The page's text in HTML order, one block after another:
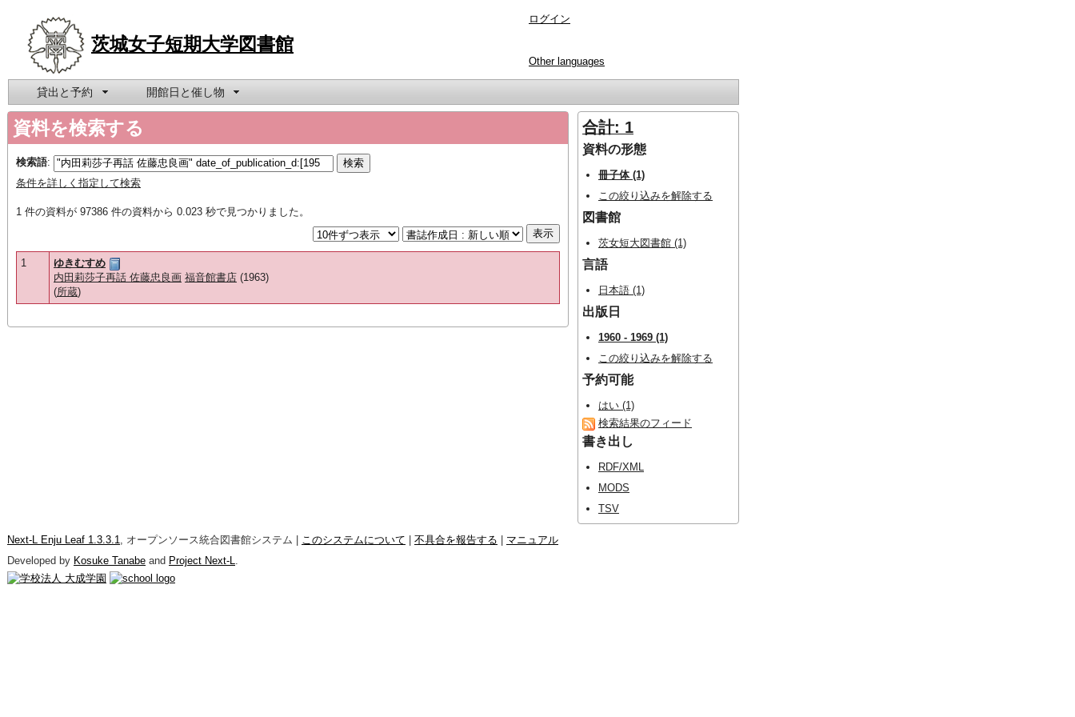
茨城女子短期大学図書館
ログイン
Other languages
貸出と予約 開館日と催し物
資料を検索する
検索語:
条件を詳しく指定して検索
1 件の資料が 97386 件の資料から 0.023 秒で見つかりました。
1
ゆきむすめ
内田莉莎子再話 佐藤忠良画 福音館書店 (1963)
(所蔵)
合計: 1
資料の形態
冊子体 (1)
この絞り込みを解除する
図書館
茨女短大図書館 (1)
言語
日本語 (1)
出版日
1960 - 1969 (1)
この絞り込みを解除する
予約可能
はい (1)
検索結果のフィード
書き出し
RDF/XML
MODS
TSV
Next-L Enju Leaf 1.3.3.1, オープンソース統合図書館システム | このシステムについて 不具合を報告する
マニュアル
Developed by Kosuke Tanabe and Project Next-L.